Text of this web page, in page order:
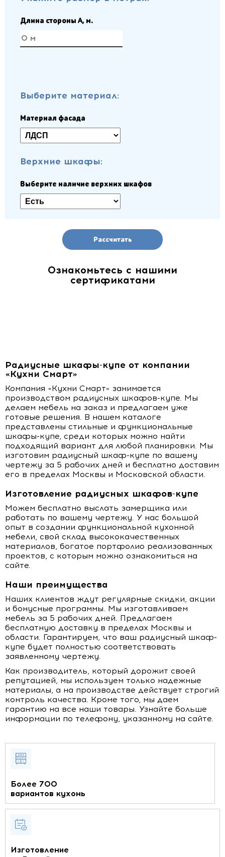
Длина стороны A, м.
Выберите материал:
Материал фасада
Верхние шкафы:
Выберите наличие верхних шкафов
Рассчитать
Ознакомьтесь с нашими
сертификатами
Радиусные шкафы-купе от компании
«Кухни Смарт»
Компания «Кухни Смарт» занимается
производством радиусных шкафов-купе. Мы
делаем мебель на заказ и предлагаем уже
готовые решения. В нашем каталоге
представлены стильные и функциональные
шкафы-купе, среди которых можно найти
подходящий вариант для любой планировки. Мы
изготовим радиусный шкаф-купе по вашему
чертежу за 5 рабочих дней и бесплатно доставим
его в пределах Москвы и Московской области.
Изготовление радиусных шкафов-купе
Можем бесплатно выслать замерщика или
работать по вашему чертежу. У нас большой
опыт в создании функциональной кухонной
мебели, свой склад высококачественных
материалов, богатое портфолио реализованных
проектов, с которым можно ознакомиться на
сайте.
Наши преимущества
Наших клиентов ждут регулярные скидки, акции
и бонусные программы. Мы изготавливаем
мебель за 5 рабочих дней. Предлагаем
бесплатную доставку в пределах Москвы и
области. Гарантируем, что ваш радиусный шкаф-
купе будет полностью соответствовать
заявленному чертежу.
Как производитель, который дорожит своей
репутацией, мы используем только надежные
материалы, а на производстве действует строгий
контроль качества. Кроме того, мы даем
гарантию на все наши товары. Узнайте больше
информации по телефону, указанному на сайте.
Более 700
вариантов кухонь
Изготовление